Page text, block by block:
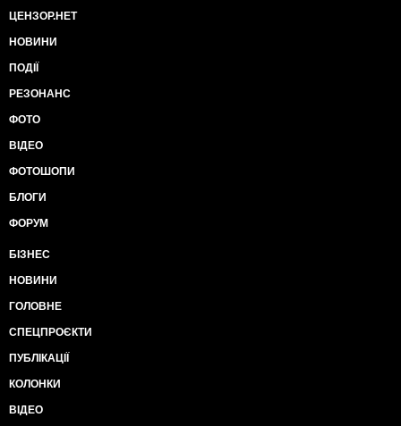
ЦЕНЗОР.НЕТ
НОВИНИ
ПОДІЇ
РЕЗОНАНС
ФОТО
ВІДЕО
ФОТОШОПИ
БЛОГИ
ФОРУМ
БІЗНЕС
НОВИНИ
ГОЛОВНЕ
СПЕЦПРОЄКТИ
ПУБЛІКАЦІЇ
КОЛОНКИ
ВІДЕО